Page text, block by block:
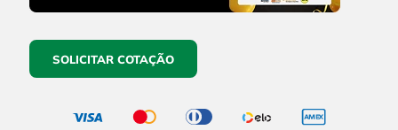
SOLICITAR COTAÇÃO